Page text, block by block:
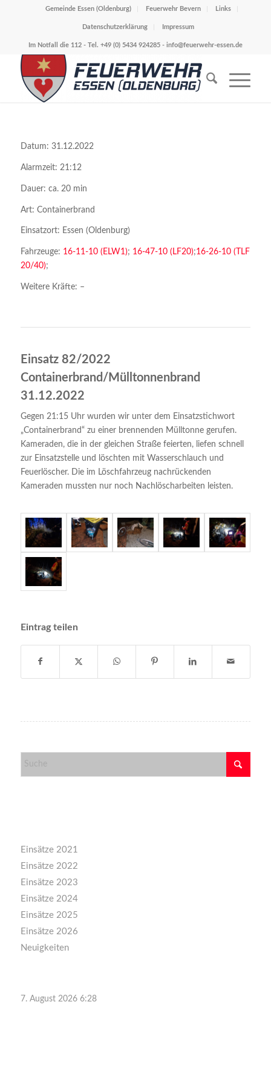
Gemeinde Essen (Oldenburg) Feuerwehr Bevern Links
Datenschutzerklärung Impressum
Im Notfall die 112 - Tel. +49 (0) 5434 924285 - info@feuerwehr-essen.de
Datum: 31.12.2022
Alarmzeit: 21:12
Dauer: ca. 20 min
Art: Containerbrand
Einsatzort: Essen (Oldenburg)
Fahrzeuge: 16-11-10 (ELW1); 16-47-10 (LF20);16-26-10 (TLF
20/40);
Weitere Kräfte: –
Einsatz 82/2022
Containerbrand/Mülltonnenbrand
31.12.2022
Gegen 21:15 Uhr wurden wir unter dem Einsatzstichwort
„Containerbrand“ zu einer brennenden Mülltonne gerufen.
Kameraden, die in der gleichen Straße feierten, liefen schnell
zur Einsatzstelle und löschten mit Wasserschlauch und
Feuerlöscher. Die im Löschfahrzeug nachrückenden
Kameraden mussten nur noch Nachlöscharbeiten leisten.
Eintrag teilen
Einsätze 2021
Einsätze 2022
Einsätze 2023
Einsätze 2024
Einsätze 2025
Einsätze 2026
Neuigkeiten
7. August 2026 6:28